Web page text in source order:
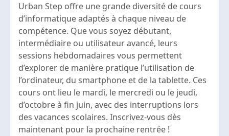
Urban Step offre une grande diversité de cours
d’informatique adaptés à chaque niveau de
compétence. Que vous soyez débutant,
intermédiaire ou utilisateur avancé, leurs
sessions hebdomadaires vous permettent
d’explorer de manière pratique l’utilisation de
l’ordinateur, du smartphone et de la tablette. Ces
cours ont lieu le mardi, le mercredi ou le jeudi,
d’octobre à fin juin, avec des interruptions lors
des vacances scolaires. Inscrivez-vous dès
maintenant pour la prochaine rentrée !